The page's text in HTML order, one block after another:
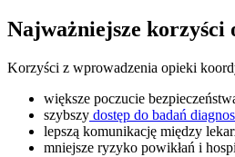
Najważniejsze
Korzyści z wprowadzenia opieki
większe poczucie
szybszy dostęp do badań
lepszą komunikację między
mniejsze ryzyko powikłań i